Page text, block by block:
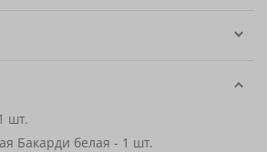
шт.
Бакарди белая - 1 шт.